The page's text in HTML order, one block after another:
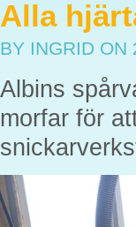
Alla
BY INGRID ON
Albins
morfar för